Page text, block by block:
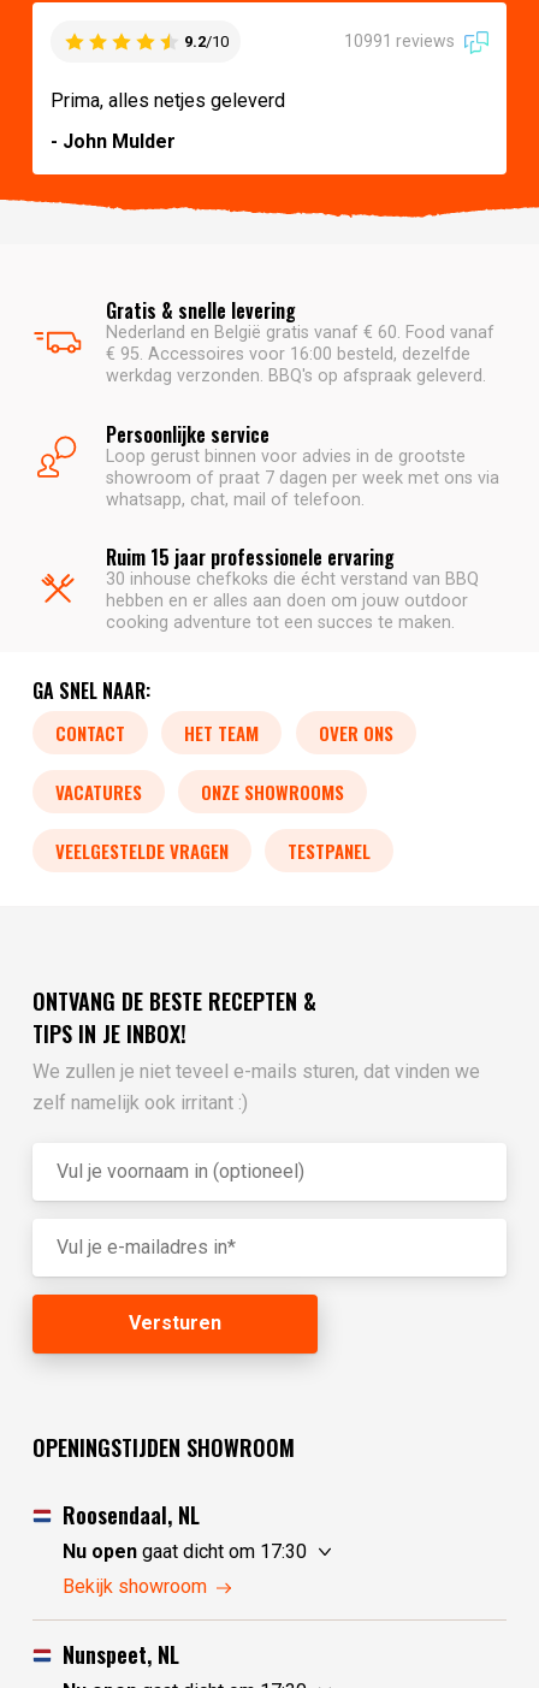
9.2/10 10991 reviews
Prima, alles netjes geleverd
- John Mulder
Gratis & snelle levering
Nederland en België gratis vanaf € 60. Food vanaf
€ 95. Accessoires voor 16:00 besteld, dezelfde
werkdag verzonden. BBQ's op afspraak geleverd.
Persoonlijke service
Loop gerust binnen voor advies in de grootste
showroom of praat 7 dagen per week met ons via
whatsapp, chat, mail of telefoon.
Ruim 15 jaar professionele ervaring
30 inhouse chefkoks die écht verstand van BBQ
hebben en er alles aan doen om jouw outdoor
cooking adventure tot een succes te maken.
GA SNEL NAAR:
CONTACT HET TEAM OVER ONS
VACATURES ONZE SHOWROOMS
VEELGESTELDE VRAGEN TESTPANEL
ONTVANG DE BESTE RECEPTEN &
TIPS IN JE INBOX!
We zullen je niet teveel e-mails sturen, dat vinden we
zelf namelijk ook irritant :)
OPENINGSTIJDEN SHOWROOM
Roosendaal, NL
Nu opengaat dicht om 17:30
vrijdag
zaterdag
10:00 - 17:30
zondag
maandag
Bekijk showroom
Nunspeet, NL